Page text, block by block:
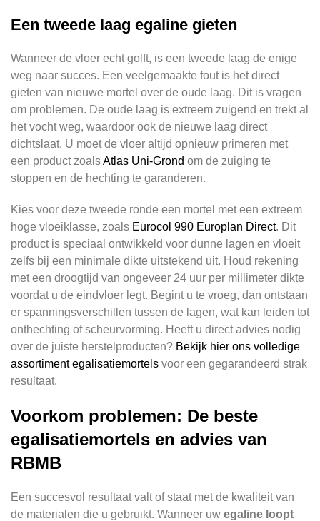
Een tweede laag egaline gieten
Wanneer de vloer echt golft, is een tweede laag de enige
weg naar succes. Een veelgemaakte fout is het direct
gieten van nieuwe mortel over de oude laag. Dit is vragen
om problemen. De oude laag is extreem zuigend en trekt al
het vocht weg, waardoor ook de nieuwe laag direct
dichtslaat. U moet de vloer altijd opnieuw primeren met
een product zoalsAtlas Uni-Grond om de zuiging te
stoppen en de hechting te garanderen.
Kies voor deze tweede ronde een mortel met een extreem
hoge vloeiklasse, zoals Eurocol 990 Europlan Direct. Dit
product is speciaal ontwikkeld voor dunne lagen en vloeit
zelfs bij een minimale dikte uitstekend uit. Houd rekening
met een droogtijd van ongeveer 24 uur per millimeter dikte
voordat u de eindvloer legt. Begint u te vroeg, dan ontstaan
er spanningsverschillen tussen de lagen, wat kan leiden tot
onthechting of scheurvorming. Heeft u direct advies nodig
over de juiste herstelproducten? Bekijk hier ons volledige
assortiment egalisatiemortels voor een gegarandeerd strak
resultaat.
Voorkom problemen: De beste
egalisatiemortels en advies van
RBMB
Een succesvol resultaat valt of staat met de kwaliteit van
de materialen die u gebruikt. Wanneer uw egaline loopt